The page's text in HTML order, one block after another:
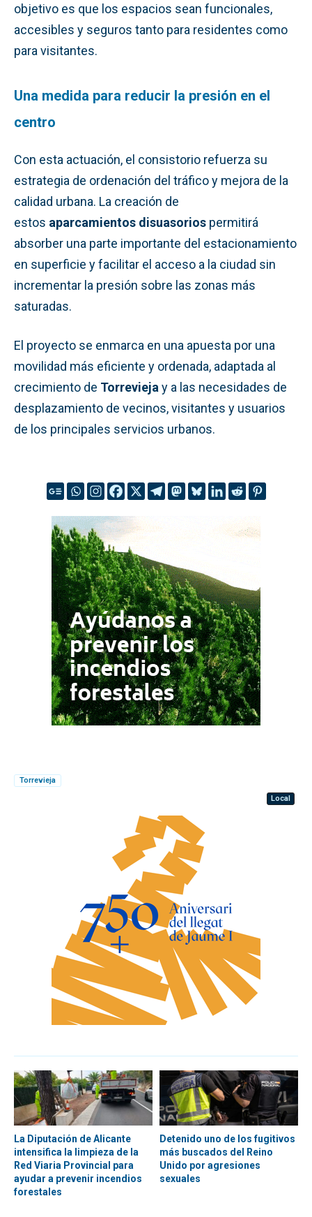
objetivo es que los espacios sean funcionales,
accesibles y seguros tanto para residentes como
para visitantes.
Una medida para reducir la presión en el
centro
Con esta actuación, el consistorio refuerza su
estrategia de ordenación del tráfico y mejora de la
calidad urbana. La creación de
estos aparcamientos disuasorios permitirá
absorber una parte importante del estacionamiento
en superficie y facilitar el acceso a la ciudad sin
incrementar la presión sobre las zonas más
saturadas.
El proyecto se enmarca en una apuesta por una
movilidad más eficiente y ordenada, adaptada al
crecimiento de Torrevieja y a las necesidades de
desplazamiento de vecinos, visitantes y usuarios
de los principales servicios urbanos.
Torrevieja
Local
La Diputación de Alicante
intensifica la limpieza de la
Red Viaria Provincial para
ayudar a prevenir incendios
forestales
Detenido uno de los fugitivos
más buscados del Reino
Unido por agresiones
sexuales